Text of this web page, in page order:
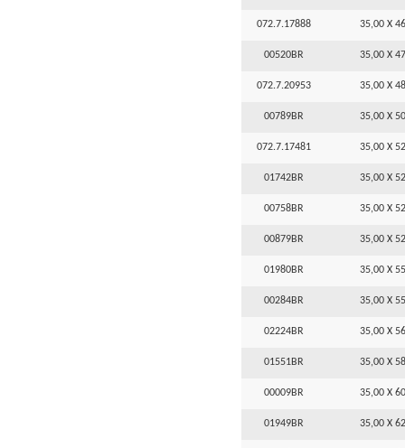
072.7.17888 35,00 X
00520BR 35,00 X
072.7.20953 35,00 X
00789BR 35,00 X
072.7.17481 35,00 X
01742BR 35,00 X
00758BR 35,00 X
00879BR 35,00 X
01980BR 35,00 X
00284BR 35,00 X
02224BR 35,00 X
01551BR 35,00 X
00009BR 35,00 X
01949BR 35,00 X